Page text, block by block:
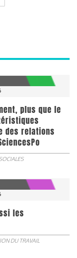
plus que le
des relations
les
DU TRAVAIL